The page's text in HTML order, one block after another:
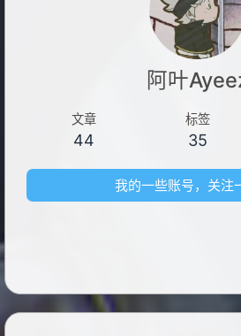
阿叶
文章
44
标签
35
我的一些账号，关